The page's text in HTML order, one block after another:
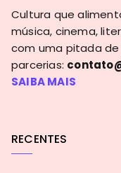
Cultura que
música, cinema,
com uma pitada
parcerias:
SAIBA MAIS
RECENTES